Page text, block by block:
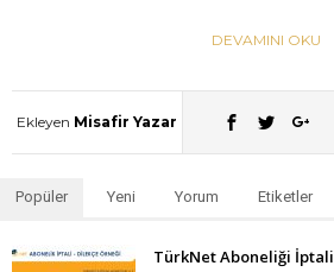
DEVAMINI OKU
Ekleyen Misafir Yazar
Popüler Yeni Yorum Etiketler
TürkNet Aboneliği İptali